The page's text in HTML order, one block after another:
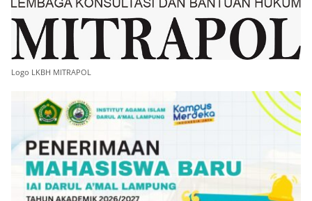
Logo LKBH MITRAPOL